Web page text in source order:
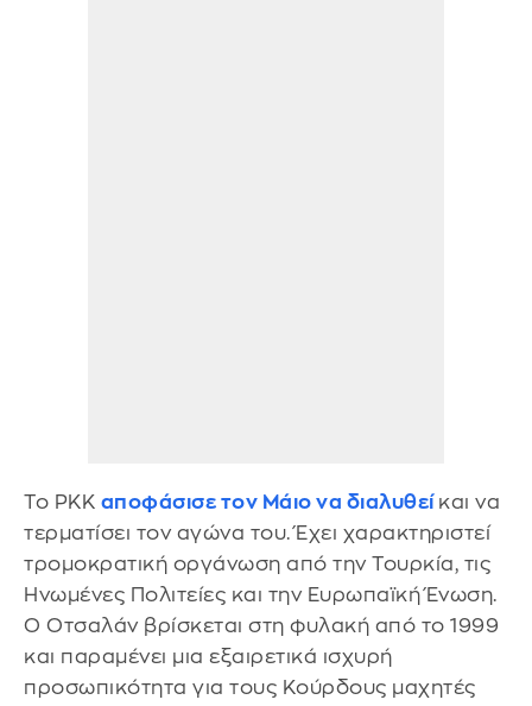
Το PKK αποφάσισε τον Μάιο να διαλυθεί και να
τερματίσει τον αγώνα του. Έχει χαρακτηριστεί
τρομοκρατική οργάνωση από την Τουρκία, τις
Ηνωμένες Πολιτείες και την Ευρωπαϊκή Ένωση.
Ο Οτσαλάν βρίσκεται στη φυλακή από το 1999
και παραμένει μια εξαιρετικά ισχυρή
προσωπικότητα για τους Κούρδους μαχητές